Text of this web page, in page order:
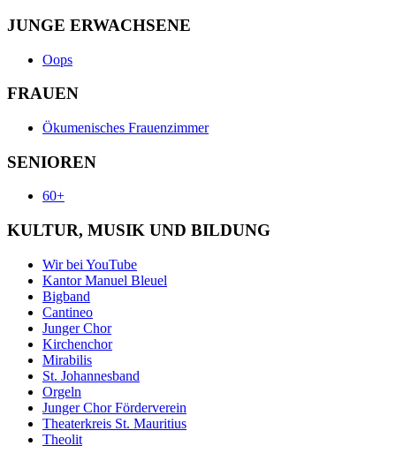
JUNGE ERWACHSENE
Oops
FRAUEN
Ökumenisches Frauenzimmer
SENIOREN
60+
KULTUR, MUSIK UND BILDUNG
Wir bei YouTube
Kantor Manuel Bleuel
Bigband
Cantineo
Junger Chor
Kirchenchor
Mirabilis
St. Johannesband
Orgeln
Junger Chor Förderverein
Theaterkreis St. Mauritius
Theolit